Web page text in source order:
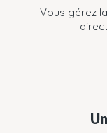
Vous gérez